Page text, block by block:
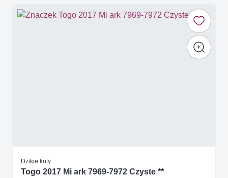
Dzikie koty
Togo 2017 Mi ark 7969-7972 Czyste **